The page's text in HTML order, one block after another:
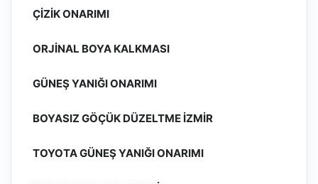
ÇIZIK ONARIMI
ORJINAL BOYA KALKMASI
GÜNEŞ YANIĞI ONARIMI
BOYASIZ GÖÇÜK DÜZELTME İZMIR
TOYOTA GÜNEŞ YANIĞI ONARIMI